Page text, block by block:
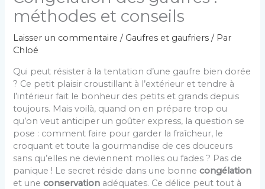
méthodes et conseils
Laisser un commentaire / Gaufres et gaufriers / Par
Chloé
Qui peut résister à la tentation d’une gaufre bien dorée
? Ce petit plaisir croustillant à l’extérieur et tendre à
l’intérieur fait le bonheur des petits et grands depuis
toujours. Mais voilà, quand on en prépare trop ou
qu’on veut anticiper un goûter express, la question se
pose : comment faire pour garder la fraîcheur, le
croquant et toute la gourmandise de ces douceurs
sans qu’elles ne deviennent molles ou fades ? Pas de
panique ! Le secret réside dans une bonnecongélation
et uneconservation adéquates. Ce délice peut tout à